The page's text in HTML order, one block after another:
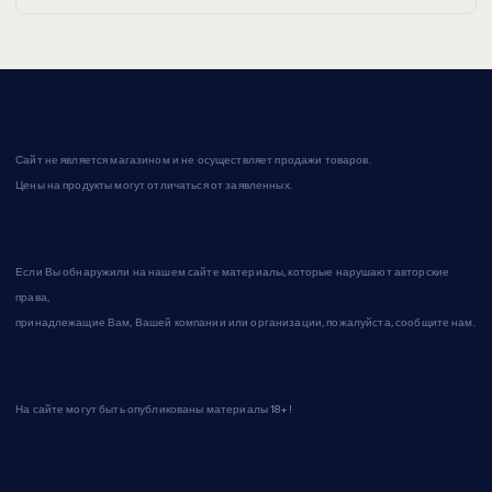
Сайт не является магазином и не осуществляет продажи товаров.
Цены на продукты могут отличаться от заявленных.
Если Вы обнаружили на нашем сайте материалы, которые нарушают авторские
права,
принадлежащие Вам, Вашей компании или организации, пожалуйста, сообщите нам.
На сайте могут быть опубликованы материалы 18+!